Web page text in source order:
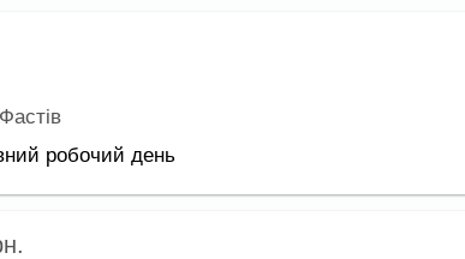
Фастів
робочий день